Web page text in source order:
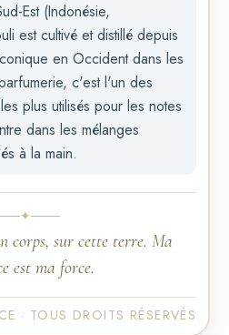
Est (Indonésie,
est cultivé et distillé depuis
en Occident dans les
c'est l'un des
plus utilisés pour les notes
dans les mélanges
à la main.
✦
corps, sur cette terre. Ma
est ma force.
· TOUS DROITS RÉSERVÉS